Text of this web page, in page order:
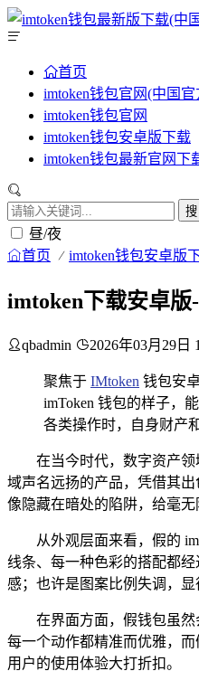
首页
imtoken钱包官网(中国官
imtoken钱包官网
imtoken钱包安卓版下载
imtoken钱包最新官网下
昼/夜
首页 imtoken钱包安卓版
imtoken下载安卓
qbadmin 2026年03月29日
聚焦于 IMtoken 钱包安
imToken 钱包的样子，
各类操作时，自身财产
在当今时代，数字资产
域声名远扬的产品，凭借其
像隐藏在暗处的陷阱，给毫
从外观层面来看，假的
线条、每一种色彩的搭配都
感；也许是图案比例失调，
在界面方面，假钱包虽
每一个动作都精准而优雅，
用户的使用体验大打折扣。